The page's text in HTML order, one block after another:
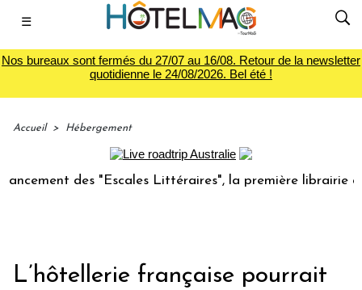
☰
Nos bureaux sont fermés du 27/07 au 16/08. Retour de la newsletter
quotidienne le 24/08/2026. Bel été !
Accueil > Hébergement
des "Escales Littéraires", la première librairie du
L’hôtellerie française pourrait